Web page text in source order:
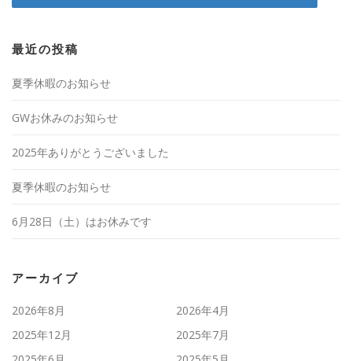
最近の投稿
夏季休暇のお知らせ
GWお休みのお知らせ
2025年ありがとうございました
夏季休暇のお知らせ
6月28日（土）はお休みです
アーカイブ
2026年8月
2026年4月
2025年12月
2025年7月